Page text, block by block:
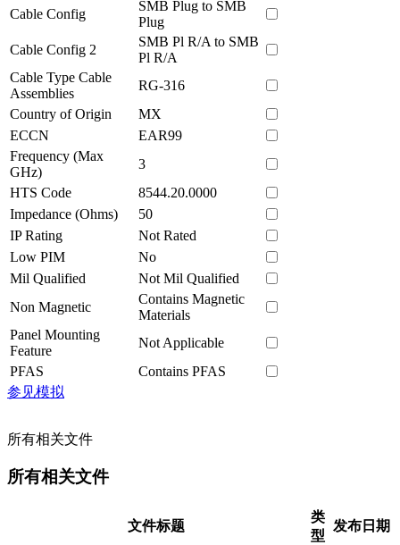
Cable Config
SMB Plug to SMB
Plug
Cable Config 2
SMB Pl R/A to SMB
Pl R/A
Cable Type Cable
Assemblies
RG-316
Country of Origin
MX
ECCN
EAR99
Frequency (Max
GHz)
3
HTS Code
8544.20.0000
Impedance (Ohms)
50
IP Rating
Not Rated
Low PIM
No
Mil Qualified
Not Mil Qualified
Non Magnetic
Contains Magnetic
Materials
Panel Mounting
Feature
Not Applicable
PFAS
Contains PFAS
参见模拟
所有相关文件
所有相关文件
文件标题
类
型
发布日期